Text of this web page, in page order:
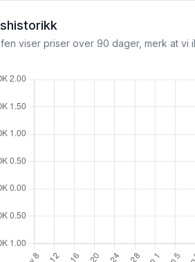
viser priser over 90 dager, merk at vi